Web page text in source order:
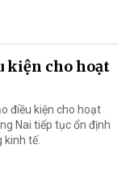
kiện cho hoạt
điều kiện cho hoạt
Nai tiếp tục ổn định
kinh tế.